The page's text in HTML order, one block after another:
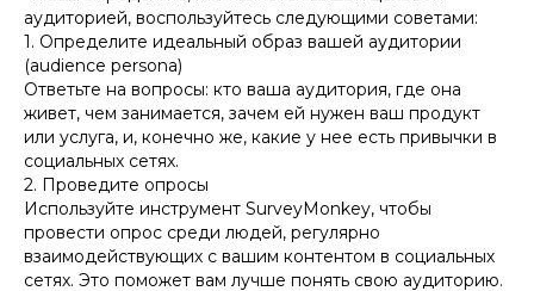
аудиторией, воспользуйтесь следующими советами:
1. Определите идеальный образ вашей аудитории
(audience persona)
Ответьте на вопросы: кто ваша аудитория, где она
живет, чем занимается, зачем ей нужен ваш продукт
или услуга, и, конечно же, какие у нее есть привычки в
социальных сетях.
2. Проведите опросы
Используйте инструмент SurveyMonkey, чтобы
провести опрос среди людей, регулярно
взаимодействующих с вашим контентом в социальных
сетях. Это поможет вам лучше понять свою аудиторию.